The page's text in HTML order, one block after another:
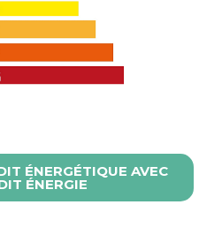
ÉNERGÉTIQUE AVEC
ÉNERGIE